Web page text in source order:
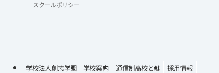
スクールポリシー
学校法人創志学園 学校案内 通信制高校とは 採用情報